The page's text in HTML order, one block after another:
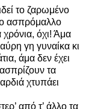
το ζαρωμένο
ασπρόμαλλο
όχι! Άμα
γη γυναίκα κι
άμα δεν έχει
τα
χτυπάει
από τ’ άλλο τα